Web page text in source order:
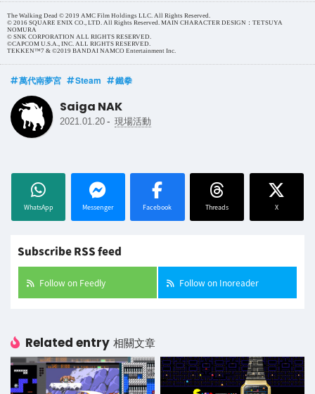
The Walking Dead © 2019 AMC Film Holdings LLC. All Rights Reserved.
© 2016 SQUARE ENIX CO., LTD. All Rights Reserved. MAIN CHARACTER DESIGN：TETSUYA
NOMURA
© SNK CORPORATION ALL RIGHTS RESERVED.
©CAPCOM U.S.A., INC. ALL RIGHTS RESERVED.
TEKKEN™7 & ©2019 BANDAI NAMCO Entertainment Inc.
萬代南夢宮 Steam 鐵拳
Saiga NAK
2021.01.20 - 現場活動
WhatsApp Messenger Facebook Threads X
Subscribe RSS feed
Follow on Feedly Follow on Inoreader
Related entry 相關文章